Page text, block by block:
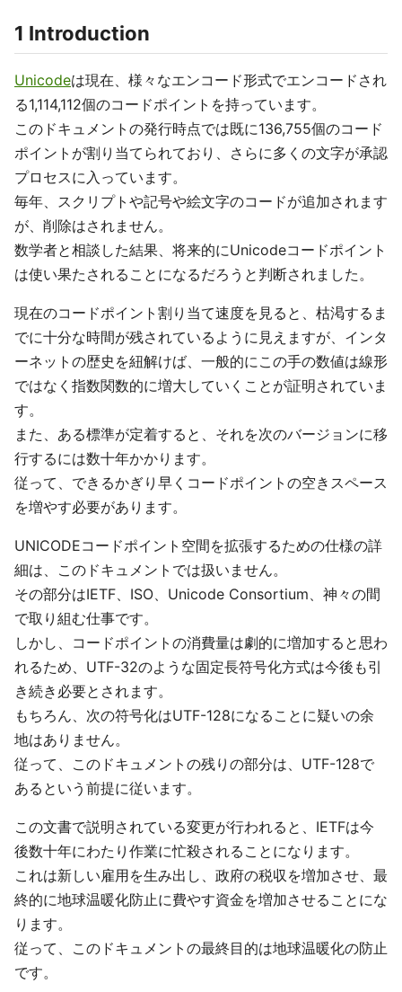
1 Introduction
Unicodeは現在、様々なエンコード形式でエンコードされ
る1,114,112個のコードポイントを持っています。
このドキュメントの発行時点では既に136,755個のコード
ポイントが割り当てられており、さらに多くの文字が承認
プロセスに入っています。
毎年、スクリプトや記号や絵文字のコードが追加されます
が、削除はされません。
数学者と相談した結果、将来的にUnicodeコードポイント
は使い果たされることになるだろうと判断されました。
現在のコードポイント割り当て速度を見ると、枯渇するま
でに十分な時間が残されているように見えますが、インタ
ーネットの歴史を紐解けば、一般的にこの手の数値は線形
ではなく指数関数的に増大していくことが証明されていま
す。
また、ある標準が定着すると、それを次のバージョンに移
行するには数十年かかります。
従って、できるかぎり早くコードポイントの空きスペース
を増やす必要があります。
UNICODEコードポイント空間を拡張するための仕様の詳
細は、このドキュメントでは扱いません。
その部分はIETF、ISO、Unicode Consortium、神々の間
で取り組む仕事です。
しかし、コードポイントの消費量は劇的に増加すると思わ
れるため、UTF-32のような固定長符号化方式は今後も引
き続き必要とされます。
もちろん、次の符号化はUTF-128になることに疑いの余
地はありません。
従って、このドキュメントの残りの部分は、UTF-128で
あるという前提に従います。
この文書で説明されている変更が行われると、IETFは今
後数十年にわたり作業に忙殺されることになります。
これは新しい雇用を生み出し、政府の税収を増加させ、最
終的に地球温暖化防止に費やす資金を増加させることにな
ります。
従って、このドキュメントの最終目的は地球温暖化の防止
です。